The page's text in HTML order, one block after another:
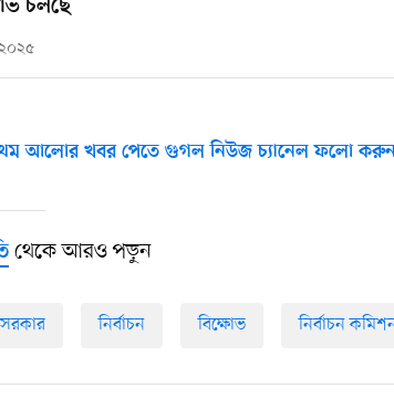
চলছে
আলোর খবর পেতে গুগল নিউজ চ্যানেল ফলো
থেকে আরও পড়ুন
সরকার নির্বাচন বিক্ষোভ নির্বাচন